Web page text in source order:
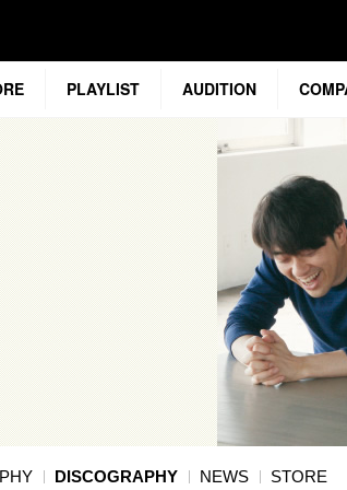
PLAYLIST AUDITION
DISCOGRAPHY NEWS STORE